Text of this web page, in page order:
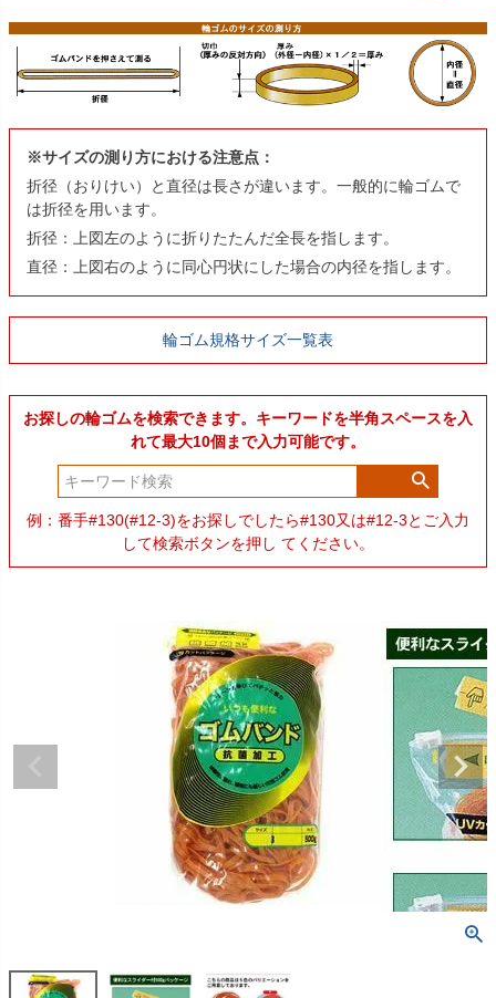
※サイズの測り方における注意点：
折径（おりけい）と直径は長さが違います。一般的に輪ゴムで
は折径を用います。
折径：上図左のように折りたたんだ全長を指します。
直径：上図右のように同心円状にした場合の内径を指します。
輪ゴム規格サイズ一覧表
お探しの輪ゴムを検索できます。キーワードを半角スペースを入
れて最大10個まで入力可能です。
例：番手#130(#12-3)をお探しでしたら#130又は#12-3とご入力
して検索ボタンを押し てください。